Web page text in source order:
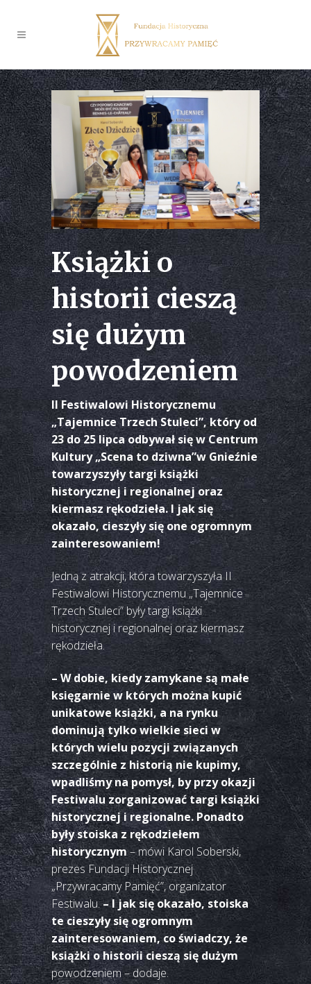
Książki o
historii cieszą
się dużym
powodzeniem
II Festiwalowi Historycznemu
„Tajemnice Trzech Stuleci”, który od
23 do 25 lipca odbywał się w Centrum
Kultury „Scena to dziwna”w Gnieźnie
towarzyszyły targi książki
historycznej i regionalnej oraz
kiermasz rękodzieła. I jak się
okazało, cieszyły się one ogromnym
zainteresowaniem!
Jedną z atrakcji, która towarzyszyła II
Festiwalowi Historycznemu „Tajemnice
Trzech Stuleci” były targi książki
historycznej i regionalnej oraz kiermasz
rękodzieła.
– W dobie, kiedy zamykane są małe
księgarnie w których można kupić
unikatowe książki, a na rynku
dominują tylko wielkie sieci w
których wielu pozycji związanych
szczególnie z historią nie kupimy,
wpadliśmy na pomysł, by przy okazji
Festiwalu zorganizować targi książki
historycznej i regionalne. Ponadto
były stoiska z rękodziełem
historycznym– mówi Karol Soberski,
prezes Fundacji Historycznej
„Przywracamy Pamięć”, organizator
Festiwalu.– I jak się okazało, stoiska
te cieszyły się ogromnym
zainteresowaniem, co świadczy, że
książki o historii cieszą się dużym
powodzeniem – dodaje.